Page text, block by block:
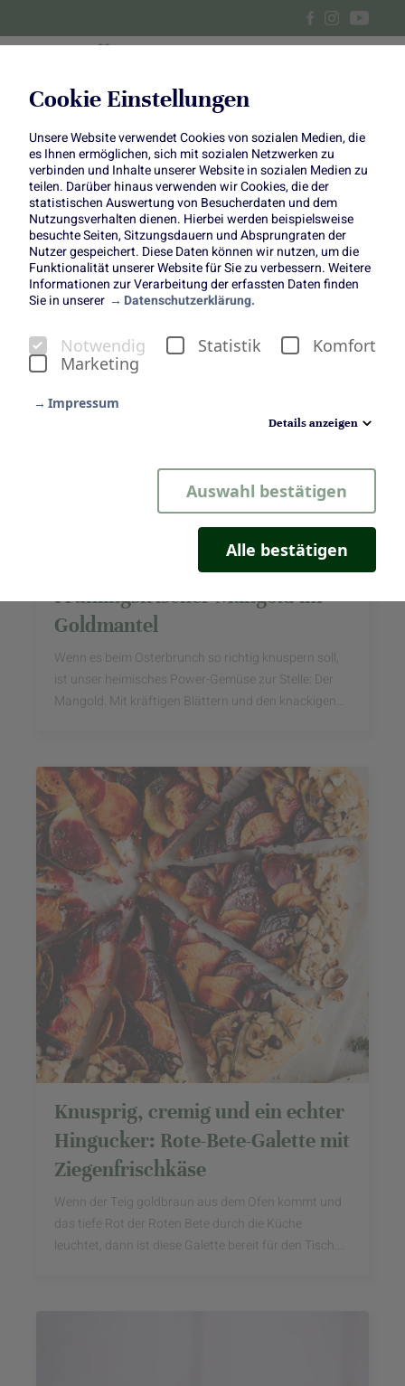
Cookie Einstellungen
Unsere Website verwendet Cookies von sozialen Medien, die
es Ihnen ermöglichen, sich mit sozialen Netzwerken zu
verbinden und Inhalte unserer Website in sozialen Medien zu
teilen. Darüber hinaus verwenden wir Cookies, die der
statistischen Auswertung von Besucherdaten und dem
Nutzungsverhalten dienen. Hierbei werden beispielsweise
besuchte Seiten, Sitzungsdauern und Absprungraten der
Nutzer gespeichert. Diese Daten können wir nutzen, um die
Funktionalität unserer Website für Sie zu verbessern. Weitere
Informationen zur Verarbeitung der erfassten Daten finden
Sie in unserer
Datenschutzerklärung.
Notwendig Statistik
Komfort
Marketing
Impressum
Details anzeigen
Auswahl bestätigen
Alle bestätigen
Alle Beiträge über Obst und
Gemüse
Knusprige Blätterteig-Stangen:
Frühlingsfrischer Mangold im
Goldmantel
Wenn es beim Osterbrunch so richtig knuspern soll,
ist unser heimisches Power-Gemüse zur Stelle: Der
Mangold. Mit kräftigen Blättern und den knackigen
Knusprig, cremig und ein echter
Hingucker: Rote-Bete-Galette mit
Ziegenfrischkäse
Wenn der Teig goldbraun aus dem Ofen kommt und
das tiefe Rot der Roten Bete durch die Küche
leuchtet, dann ist diese Galette bereit für den Tisch.